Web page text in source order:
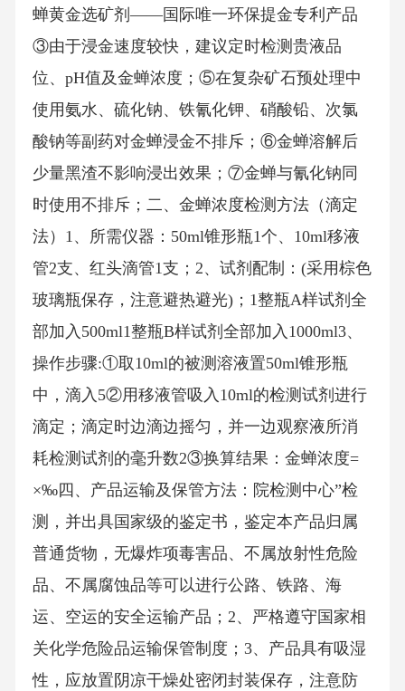
蝉黄金选矿剂——国际唯一环保提金专利产品
③由于浸金速度较快，建议定时检测贵液品
位、pH值及金蝉浓度；⑤在复杂矿石预处理中
使用氨水、硫化钠、铁氰化钾、硝酸铅、次氯
酸钠等副药对金蝉浸金不排斥；⑥金蝉溶解后
少量黑渣不影响浸出效果；⑦金蝉与氰化钠同
时使用不排斥；二、金蝉浓度检测方法（滴定
法）1、所需仪器：50ml锥形瓶1个、10ml移液
管2支、红头滴管1支；2、试剂配制：(采用棕色
玻璃瓶保存，注意避热避光)；1整瓶A样试剂全
部加入500ml1整瓶B样试剂全部加入1000ml3、
操作步骤:①取10ml的被测溶液置50ml锥形瓶
中，滴入5②用移液管吸入10ml的检测试剂进行
滴定；滴定时边滴边摇匀，并一边观察液所消
耗检测试剂的毫升数2③换算结果：金蝉浓度=
×‰四、产品运输及保管方法：院检测中心”检
测，并出具国家级的鉴定书，鉴定本产品归属
普通货物，无爆炸项毒害品、不属放射性危险
品、不属腐蚀品等可以进行公路、铁路、海
运、空运的安全运输产品；2、严格遵守国家相
关化学危险品运输保管制度；3、产品具有吸湿
性，应放置阴凉干燥处密闭封装保存，注意防